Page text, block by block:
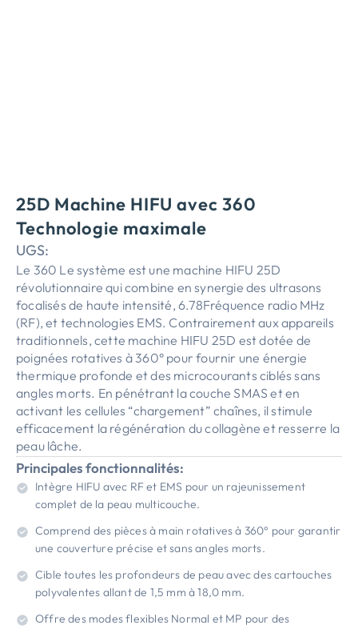
25D Machine HIFU avec 360
Technologie maximale
UGS:
Le 360 Le système est une machine HIFU 25D
révolutionnaire qui combine en synergie des ultrasons
focalisés de haute intensité, 6.78Fréquence radio MHz
(RF), et technologies EMS. Contrairement aux appareils
traditionnels, cette machine HIFU 25D est dotée de
poignées rotatives à 360° pour fournir une énergie
thermique profonde et des microcourants ciblés sans
angles morts. En pénétrant la couche SMAS et en
activant les cellules “chargement” chaînes, il stimule
efficacement la régénération du collagène et resserre la
peau lâche.
Principales fonctionnalités:
Intègre HIFU avec RF et EMS pour un rajeunissement
complet de la peau multicouche.
Comprend des pièces à main rotatives à 360° pour garantir
une couverture précise et sans angles morts.
Cible toutes les profondeurs de peau avec des cartouches
polyvalentes allant de 1,5 mm à 18,0 mm.
Offre des modes flexibles Normal et MP pour des